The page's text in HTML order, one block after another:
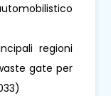
regioni
gate per